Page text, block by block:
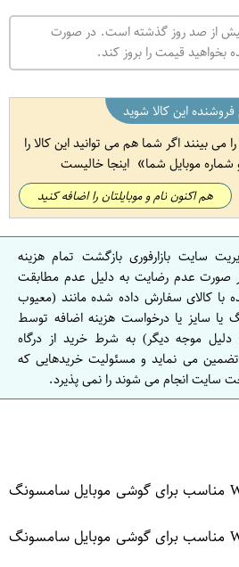
بیش از صد روز گذشته است. در صورت
بخواهید قیمت را بروز کند.
این کالا شوید
می بینند اگر شما هم می توانید این کالا را
شماره موبایل شما اینجا خالیست
هم اکنون نام و موبایلتان را اضافه کنید
سایت بازارفوری بازگشت تمام هزینه
صورت عدم رضایت به دلیل عدم مطابقت
با کالای سفارش داده شده مانند (معیوب
یا سایز یا درخواست هزینه اضافه توسط
موجه دیگر) به شرط خرید از درگاه
می نماید و مسئولیت خریدهایی که
سایت انجام می شوند را نمی پذیرد.
کاور طرح شعر مدل WD302 مناسب برای گوشی موبایل سامسونگ
کاور طرح شعر مدل WD302 مناسب برای گوشی موبایل سامسونگ